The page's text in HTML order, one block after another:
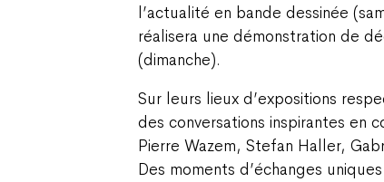
l’actualité en bande dessinée
réalisera une démonstration de
(dimanche).
Sur leurs lieux d’expositions
des conversations inspirantes en
Pierre Wazem, Stefan Haller,
Des moments d’échanges